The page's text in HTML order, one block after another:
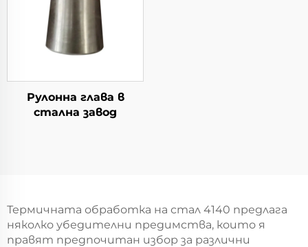
Рулонна глава в
стална завод
Термичната обработка на стал 4140 предлага
няколко убедителни предимства, които я
правят предпочитан избор за различни